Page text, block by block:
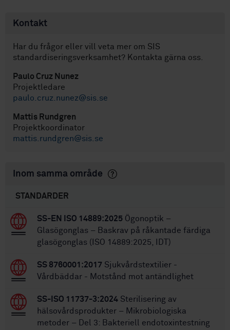
Kontakt
Har du frågor eller vill veta mer om SIS
standardiseringsverksamhet? Kontakta gärna oss.
Paulo Cruz Nunez
Projektledare
paulo.cruz.nunez@sis.se
Mattis Rundgren
Projektkoordinator
mattis.rundgren@sis.se
Inom samma område
STANDARDER
SS-EN ISO 14889:2025 Ögonoptik –
Glasögonglas – Baskrav på råkantade färdiga
glasögonglas (ISO 14889:2025, IDT)
SS 8760001:2017 Sjukvårdstextilier -
Vårdbäddar - Motstånd mot antändlighet
SS-ISO 11737-3:2024 Sterilisering av
hälsovårdsprodukter – Mikrobiologiska
metoder – Del 3: Bakteriell endotoxintestning